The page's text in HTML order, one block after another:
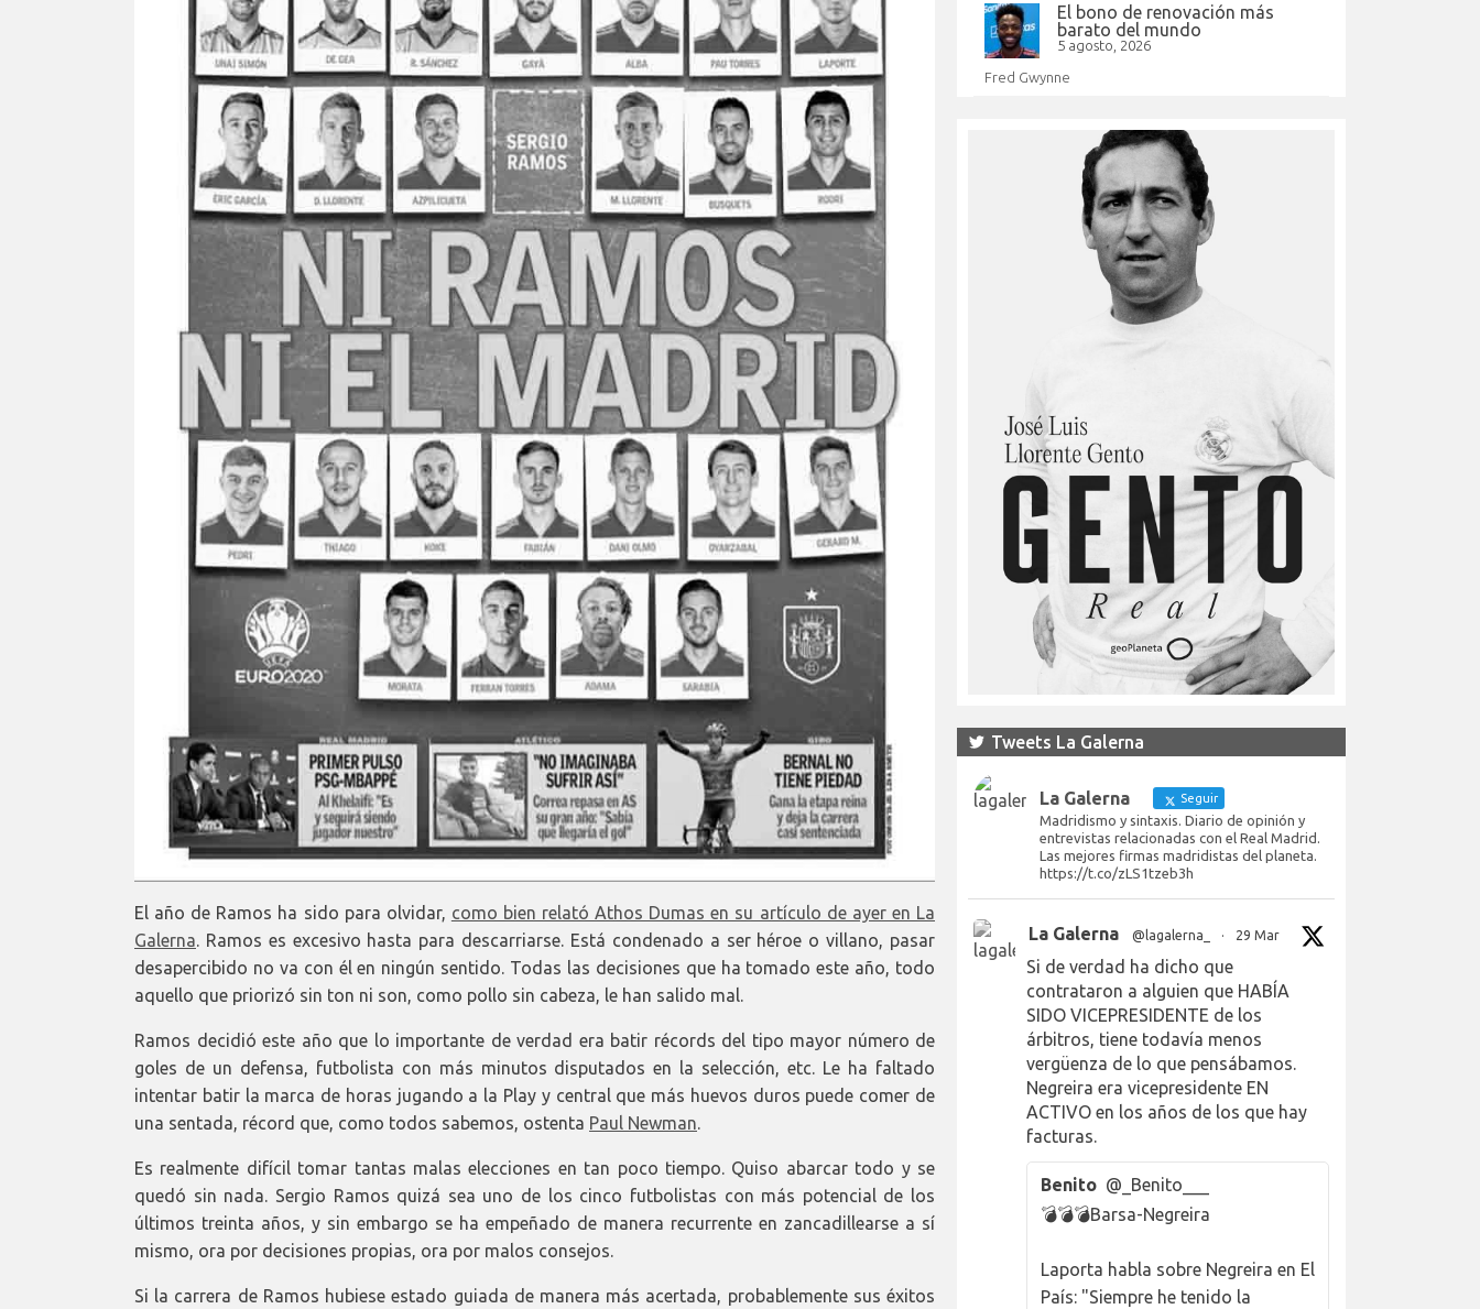
El año de Ramos ha sido para olvidar, como bien relató Athos Dumas en su artículo de ayer en La
Galerna. Ramos es excesivo hasta para descarriarse. Está condenado a ser héroe o villano, pasar
desapercibido no va con él en ningún sentido. Todas las decisiones que ha tomado este año, todo
aquello que priorizó sin ton ni son, como pollo sin cabeza, le han salido mal.
Ramos decidió este año que lo importante de verdad era batir récords del tipo mayor número de
goles de un defensa, futbolista con más minutos disputados en la selección, etc. Le ha faltado
intentar batir la marca de horas jugando a la Play y central que más huevos duros puede comer de
una sentada, récord que, como todos sabemos, ostenta Paul Newman.
Es realmente difícil tomar tantas malas elecciones en tan poco tiempo. Quiso abarcar todo y se
quedó sin nada. Sergio Ramos quizá sea uno de los cinco futbolistas con más potencial de los
últimos treinta años, y sin embargo se ha empeñado de manera recurrente en zancadillearse a sí
mismo, ora por decisiones propias, ora por malos consejos.
Si la carrera de Ramos hubiese estado guiada de manera más acertada, probablemente sus éxitos
El bono de renovación más
barato del mundo
5 agosto, 2026
Fred Gwynne
Tweets La Galerna
La Galerna Seguir
Madridismo y sintaxis. Diario de opinión y
entrevistas relacionadas con el Real Madrid.
Las mejores firmas madridistas del planeta.
https://t.co/zLS1tzeb3h
La Galerna @lagalerna_ · 29 Mar
Si de verdad ha dicho que
contrataron a alguien que HABÍA
SIDO VICEPRESIDENTE de los
árbitros, tiene todavía menos
vergüenza de lo que pensábamos.
Negreira era vicepresidente EN
ACTIVO en los años de los que hay
facturas.
Benito @_Benito___
💣💣💣Barsa-Negreira
Laporta habla sobre Negreira en El
País: "Siempre he tenido la